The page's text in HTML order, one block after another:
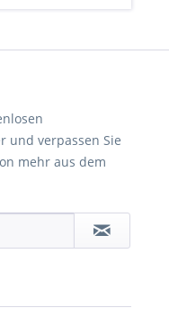
und verpassen Sie
mehr aus dem